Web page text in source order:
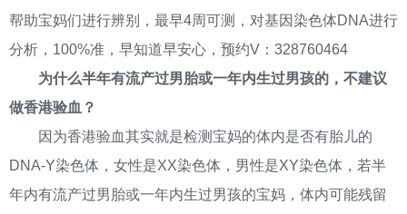
帮助宝妈们进行辨别，最早4周可测，对基因染色体DNA进行
分析，100%准，早知道早安心，预约V：328760464
为什么半年有流产过男胎或一年内生过男孩的，不建议
做香港验血？
因为香港验血其实就是检测宝妈的体内是否有胎儿的
DNA-Y染色体，女性是XX染色体，男性是XY染色体，若半
年内有流产过男胎或一年内生过男孩的宝妈，体内可能残留